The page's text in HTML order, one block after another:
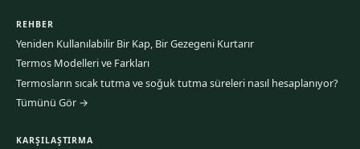
REHBER
Yeniden Kullanılabilir Bir Kap, Bir Gezegeni Kurtarır
Termos Modelleri ve Farkları
Termosların sıcak tutma ve soğuk tutma süreleri nasıl hesaplanıyor?
Tümünü Gör →
KARŞILAŞTIRMA